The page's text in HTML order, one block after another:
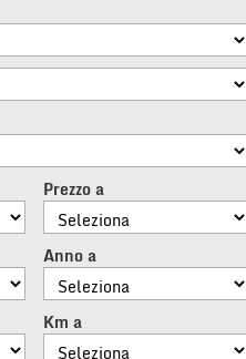
Prezzo a
Anno a
Km a